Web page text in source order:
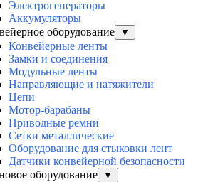
Электрогенераторы
Аккумуляторы
оборудование
▼
Конвейерные ленты
Замки и соединения
Модульные ленты
Направляющие и натяжители
Цепи
Мотор-барабаны
Приводные ремни
Сетки металлические
Оборудование для стыковки лент
Датчики конвейерной безопасности
оборудование
▼